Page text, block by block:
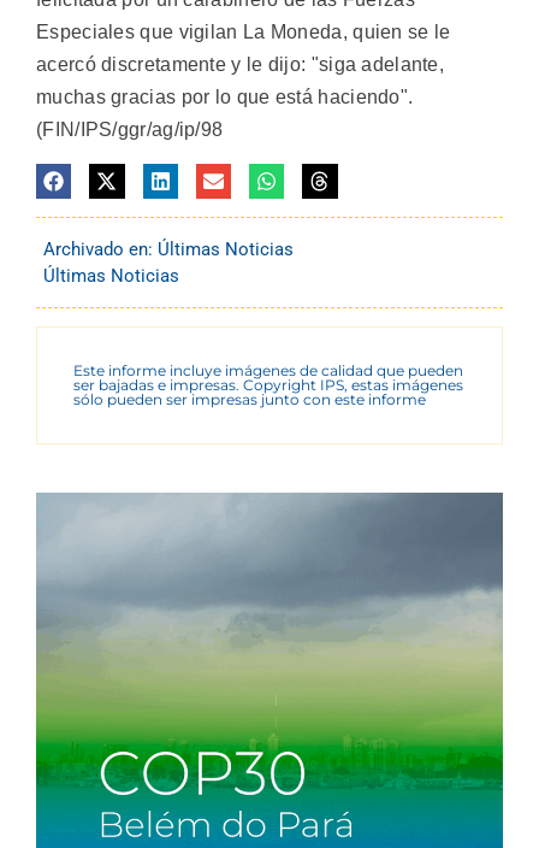
Especiales que vigilan La Moneda, quien se le
acercó discretamente y le dijo: "siga adelante,
muchas gracias por lo que está haciendo".
(FIN/IPS/ggr/ag/ip/98
Archivado en: Últimas Noticias
Últimas Noticias
Este informe incluye imágenes de calidad que pueden
ser bajadas e impresas. Copyright IPS, estas imágenes
sólo pueden ser impresas junto con este informe